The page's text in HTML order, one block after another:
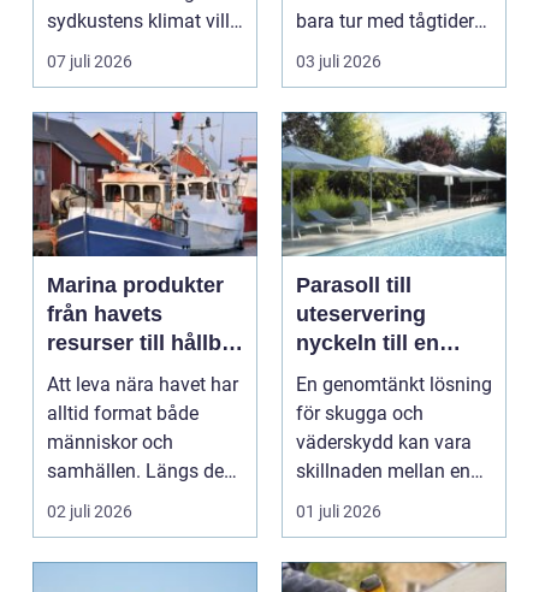
sydkustens klimat vill
hitta ett smar...
07 juli 2026
bara tur med tågtider
eller parkeringsplat...
03 juli 2026
Marina produkter
från havets
resurser till hållbar
vardag
Att leva nära havet har
alltid format både
människor och
samhällen. Längs den
svenska kusten syns
de...
02 juli 2026
Parasoll till
uteservering
nyckeln till en
trivsam och
lönsam uteplats
En genomtänkt lösning
för skugga och
väderskydd kan vara
skillnaden mellan en
halvfull uteplats och ...
01 juli 2026